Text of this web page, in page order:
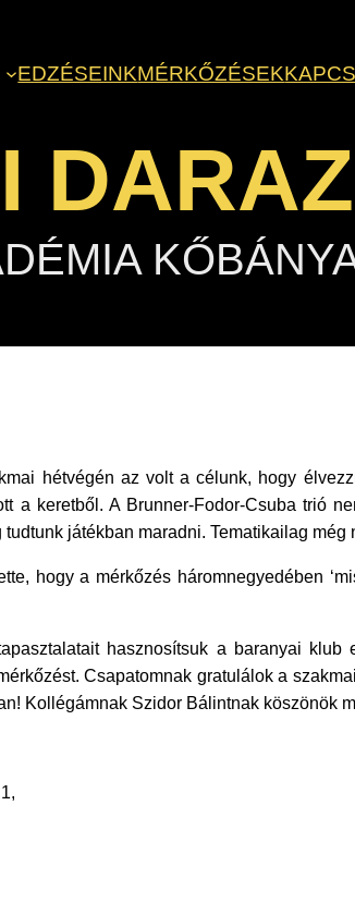
EDZÉSEINKMÉRKŐZÉSEK
hétvégén az volt a célunk, hogy
keretből. A Brunner-Fodor-Csuba trió
játékban maradni. Tematikailag
hogy a mérkőzés háromnegyedében
hasznosítsuk a baranyai klub
Csapatomnak gratulálok a
Kollégámnak Szidor Bálintnak köszönök